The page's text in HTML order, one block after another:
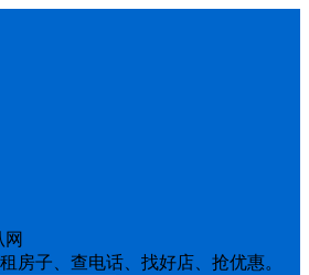
房子、查电话、找好店、抢优惠。